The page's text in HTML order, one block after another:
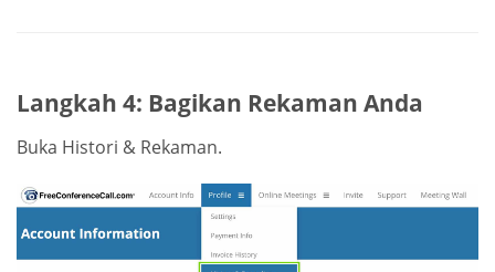
Langkah 4: Bagikan Rekaman Anda
Buka Histori & Rekaman.